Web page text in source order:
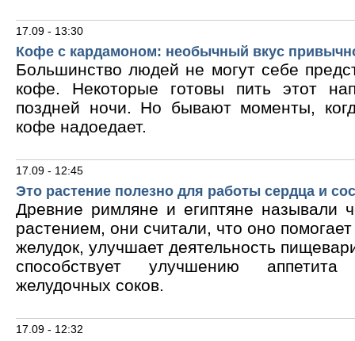
17.09 - 13:30
Кофе с кардамоном: необычный вкус
Большинство людей не могут себе
кофе. Некоторые готовы пить этот
поздней ночи. Но бывают моменты,
кофе надоедает.
17.09 - 12:45
Это растение полезно для работы сердца и
Древние римляне и египтяне называли
растением, они считали, что оно
желудок, улучшает деятельность
способствует улучшению
желудочных соков.
17.09 - 12:32